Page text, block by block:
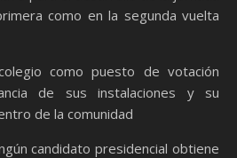
como en la segunda vuelta
como puesto de votación
de sus instalaciones y su
de la comunidad
candidato presidencial obtiene